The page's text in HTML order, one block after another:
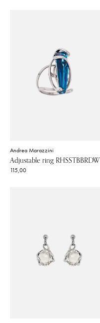
Andrea Marazzini
Adjustable ring RHSSTBBRDW
115,00